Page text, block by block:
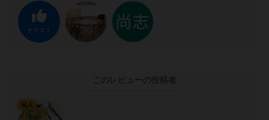
ナイス！
このレビューの投稿者
仙人